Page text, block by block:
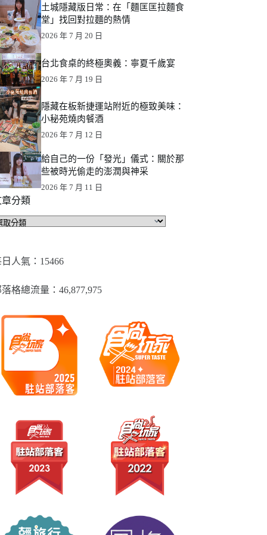
土城隱藏版日常：在「麵匡匡拉麵食
堂」找回對拉麵的熱情
2026 年 7 月 20 日
台北食桌的終極奧義：寧夏千歲宴
2026 年 7 月 19 日
隱藏在板新捷運站附近的極致美味：
小秘苑燒肉餐酒
2026 年 7 月 12 日
給自己的一份「發光」儀式：關於那
些被時光偷走的澎潤與神采
2026 年 7 月 11 日
分類
人氣：15466
格總流量：​46,877,975